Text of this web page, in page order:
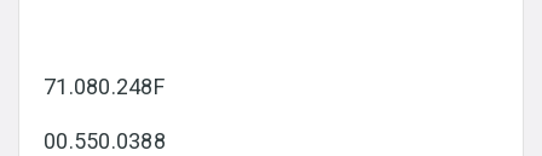
71.080.248F
00.550.0388